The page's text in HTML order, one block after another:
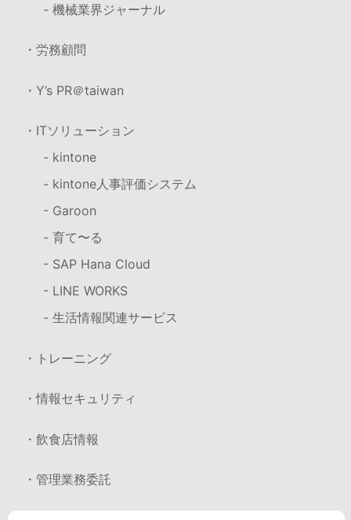
- 機械業界ジャーナル
・労務顧問
・Y’s PR＠taiwan
・ITソリューション
- kintone
- kintone人事評価システム
- Garoon
- 育て〜る
- SAP Hana Cloud
- LINE WORKS
- 生活情報関連サービス
・トレーニング
・情報セキュリティ
・飲食店情報
・管理業務委託